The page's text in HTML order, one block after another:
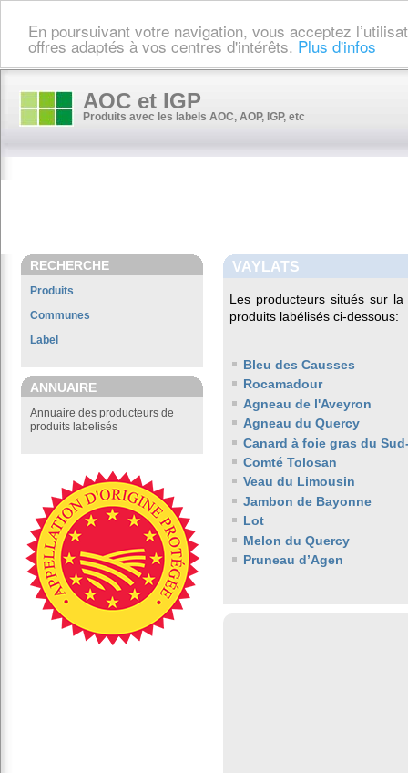
En poursuivant votre navigation, vous acceptez
offres adaptés à vos centres d'intérêts. Plus d'infos
AOC et IGP
Produits avec les labels AOC, AOP, IGP, etc
RECHERCHE
Produits
Communes
Label
ANNUAIRE
Annuaire des producteurs de
produits labelisés
VAYLATS
Les producteurs situés sur
produits labélisés ci-dessous:
Bleu des Causses
Rocamadour
Agneau de l'Aveyron
Agneau du Quercy
Canard à foie gras du
Comté Tolosan
Veau du Limousin
Jambon de Bayonne
Lot
Melon du Quercy
Pruneau d’Agen